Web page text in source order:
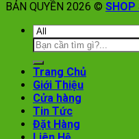
BẢN QUYỀN 2026 © SHOP
Trang Chủ
Giới Thiệu
Cửa hàng
Tin Tức
Đặt Hàng